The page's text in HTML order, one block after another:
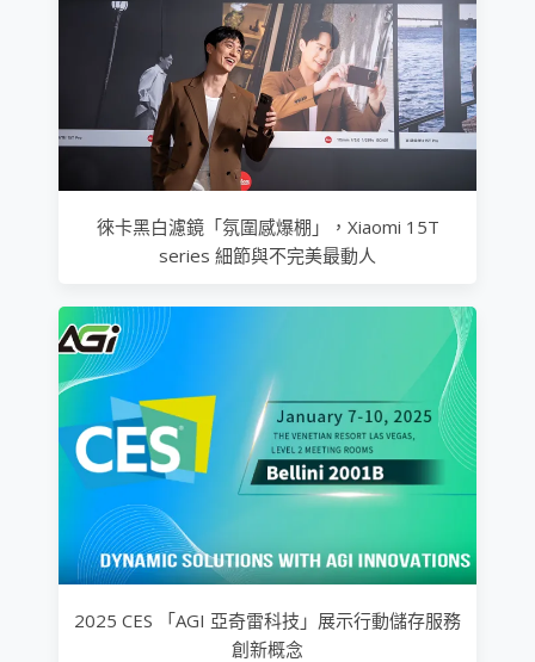
徠卡黑白濾鏡「氛圍感爆棚」，Xiaomi 15T
series 細節與不完美最動人
2025 CES 「AGI 亞奇雷科技」展示行動儲存服務
創新概念